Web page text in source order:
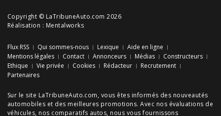
Copyright © LaTribuneAuto.com 2026
Réalisation : Mentalworks
Flux RSS Qui sommes-nous Lexique
Aide en ligne
Mentions légales
Contact Annonceurs Médias
Constructeurs
Ethique
Vie privée Cookies Rédacteur
Recrutement
Partenaires
Sur le site LaTribuneAuto.com, vous êtes informés des nouveautés
automobiles et des meilleures promotions. Avec nos évaluations de
véhicules, nos comparatifs autos, nous vous fournissons